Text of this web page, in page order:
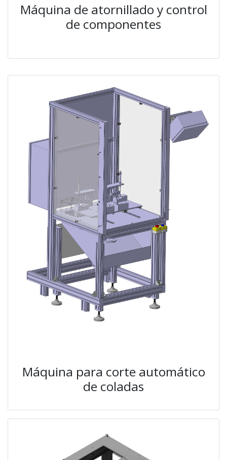
Máquina de atornillado y control
de componentes
Máquina para corte automático
de coladas